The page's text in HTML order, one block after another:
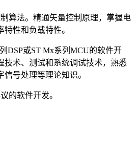
算法。精通矢量控制原理，掌握电
性和负载特性。
DSP或ST Mx系列MCU的软件开
技术、测试和系统调试技术，熟悉
号处理等理论知识。
的软件开发。